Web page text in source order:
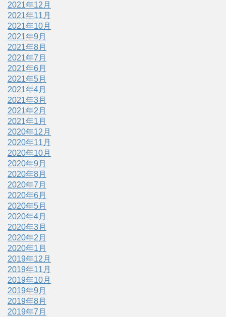
2021年12月
2021年11月
2021年10月
2021年9月
2021年8月
2021年7月
2021年6月
2021年5月
2021年4月
2021年3月
2021年2月
2021年1月
2020年12月
2020年11月
2020年10月
2020年9月
2020年8月
2020年7月
2020年6月
2020年5月
2020年4月
2020年3月
2020年2月
2020年1月
2019年12月
2019年11月
2019年10月
2019年9月
2019年8月
2019年7月